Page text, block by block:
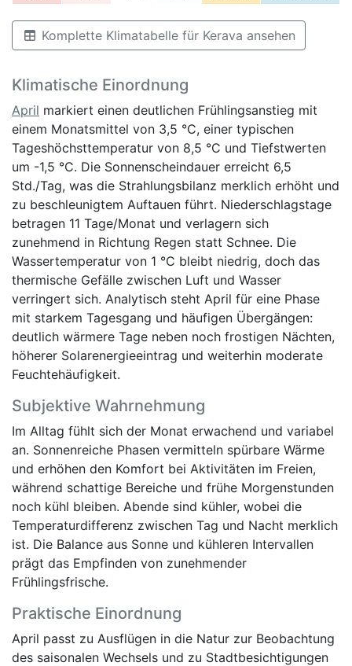
Komplette Klimatabelle für Kerava ansehen
Klimatische Einordnung
April markiert einen deutlichen Frühlingsanstieg mit
einem Monatsmittel von 3,5 °C, einer typischen
Tageshöchsttemperatur von 8,5 °C und Tiefstwerten
um -1,5 °C. Die Sonnenscheindauer erreicht 6,5
Std./Tag, was die Strahlungsbilanz merklich erhöht und
zu beschleunigtem Auftauen führt. Niederschlagstage
betragen 11 Tage/Monat und verlagern sich
zunehmend in Richtung Regen statt Schnee. Die
Wassertemperatur von 1 °C bleibt niedrig, doch das
thermische Gefälle zwischen Luft und Wasser
verringert sich. Analytisch steht April für eine Phase
mit starkem Tagesgang und häufigen Übergängen:
deutlich wärmere Tage neben noch frostigen Nächten,
höherer Solarenergieeintrag und weiterhin moderate
Feuchtehäufigkeit.
Subjektive Wahrnehmung
Im Alltag fühlt sich der Monat erwachend und variabel
an. Sonnenreiche Phasen vermitteln spürbare Wärme
und erhöhen den Komfort bei Aktivitäten im Freien,
während schattige Bereiche und frühe Morgenstunden
noch kühl bleiben. Abende sind kühler, wobei die
Temperaturdifferenz zwischen Tag und Nacht merklich
ist. Die Balance aus Sonne und kühleren Intervallen
prägt das Empfinden von zunehmender
Frühlingsfrische.
Praktische Einordnung
April passt zu Ausflügen in die Natur zur Beobachtung
des saisonalen Wechsels und zu Stadtbesichtigungen